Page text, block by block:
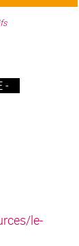
-
le-